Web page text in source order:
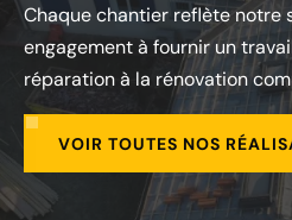
Chaque chantier reflète notre
engagement à fournir un
réparation à la rénovation
VOIR TOUTES NOS